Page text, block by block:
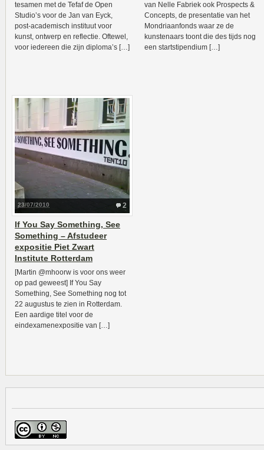
tesamen met de Tefaf de Open
Studio’s voor de Jan van Eyck,
post-academisch instituut voor
kunst, ontwerp en reflectie. Oftewel,
voor iedereen die zijn diploma’s […]
van Nelle Fabriek ook Prospects &
Concepts, de presentatie van het
Mondriaanfonds waar ze de
kunstenaars toont die des tijds nog
een startstipendium […]
2
23/07/2010
If You Say Something, See
Something – Afstudeer
expositie Piet Zwart
Institute Rotterdam
[Martin @mhoorw is voor ons weer
op pad geweest] If You Say
Something, See Something nog tot
22 augustus te zien in Rotterdam.
Een aardige titel voor de
eindexamenexpositie van […]